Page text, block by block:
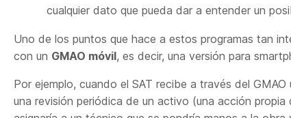
cualquier dato que pueda dar a entender un
Uno de los puntos que hace a estos programas tan
con un GMAO móvil, es decir, una versión para
Por ejemplo, cuando el SAT recibe a través del
una revisión periódica de un activo (una acción